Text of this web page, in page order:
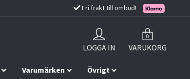
Fri frakt till ombud!
LOGGA IN
0
VARUKORG
Varumärken Övrigt